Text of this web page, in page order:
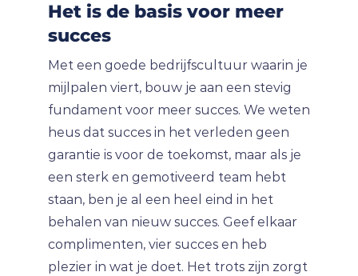
Het is de basis voor meer
succes
Met een goede bedrijfscultuur waarin je
mijlpalen viert, bouw je aan een stevig
fundament voor meer succes. We weten
heus dat succes in het verleden geen
garantie is voor de toekomst, maar als je
een sterk en gemotiveerd team hebt
staan, ben je al een heel eind in het
behalen van nieuw succes. Geef elkaar
complimenten, vier succes en heb
plezier in wat je doet. Het trots zijn zorgt